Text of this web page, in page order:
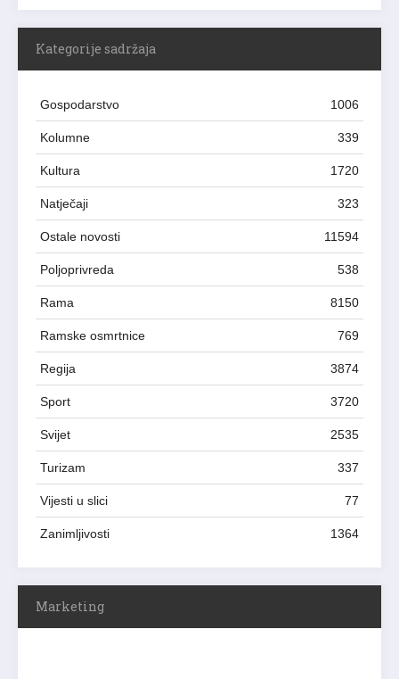
Kategorije sadržaja
Gospodarstvo 1006
Kolumne 339
Kultura 1720
Natječaji 323
Ostale novosti 11594
Poljoprivreda 538
Rama 8150
Ramske osmrtnice 769
Regija 3874
Sport 3720
Svijet 2535
Turizam 337
Vijesti u slici 77
Zanimljivosti 1364
Marketing